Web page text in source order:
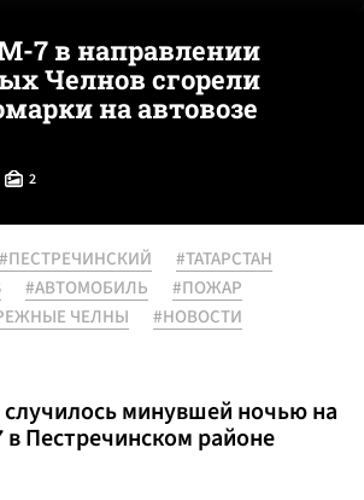
7 в направлении
Челнов сгорели
на автовозе
2
#ПЕСТРЕЧИНСКИЙ
#ТАТАРСТАН
#АВТОМОБИЛЬ
#ПОЖАР
ЧЕЛНЫ #НОВОСТИ
минувшей ночью на
в Пестречинском районе